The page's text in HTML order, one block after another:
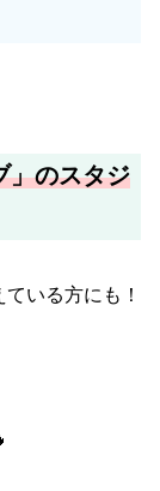
」のスタジ
いる方にも！